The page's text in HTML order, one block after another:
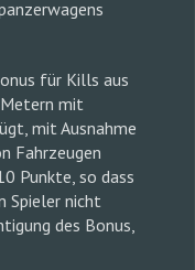
für Kills aus
mit
mit Ausnahme
Fahrzeugen
Punkte, so dass
Spieler nicht
des Bonus,